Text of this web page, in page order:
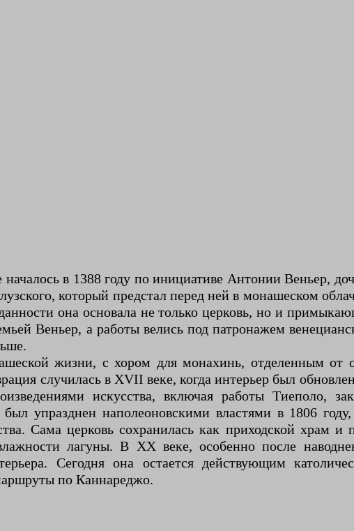
началось в 1388 году по инициативе Антонии Веньер,
который предстал перед ней в монашеском
она основала не только церковь, но и
Веньер, а работы велись под патронажем
жизни, с хором для монахинь, отделенным от
случилась в XVII веке, когда интерьер был
искусства, включая работы Тиеполо,
упразднен наполеоновскими властями в 1806
Сама церковь сохранилась как приходской храм
лагуны. В XX веке, особенно после
Сегодня она остается действующим
по Каннареджо.